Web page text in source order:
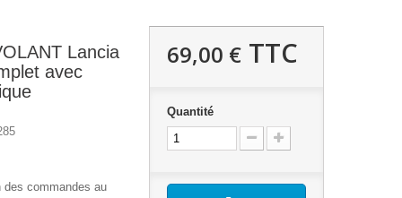
Lancia
avec
des commandes au
69,00 €TTC
Quantité